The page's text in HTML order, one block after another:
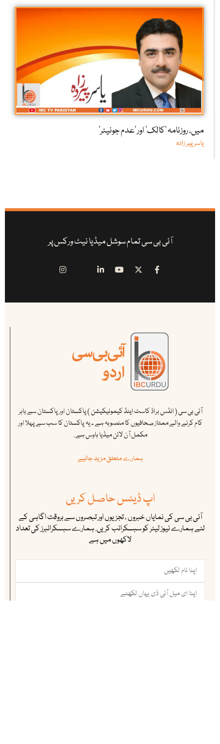
میں، روزنامہ ’کالک‘ اور ’عدم جونیئر‘
یاسر پیر زادہ
آئی بی سی تمام سوشل میڈیا نیٹ ورکس پر
آئی بی سی ( انڈس براڈ کاسٹ اینڈ کیمونیکیشن ) پاکستان اور پاکستان سے باہر
کام کرنے والے ممتاز صحافیوں کا منصوبہ ہے ۔ یہ پاکستان کا سب سے پہلا اور
مکمل آن لائن میڈیا ہاوس ہے .
ہمارے متعلق مزید جانیے
اپ ڈیٹس حاصل کریں
آئی بی سی کی نمایاں خبروں ، تجزیوں اور تبصروں سے بروقت اگاہی کے
لئے ہمارے نیوز لیٹر کو سبسکرائب کریں. ہمارے سبسکرائبرز کی تعداد
لاکھوں میں ہے